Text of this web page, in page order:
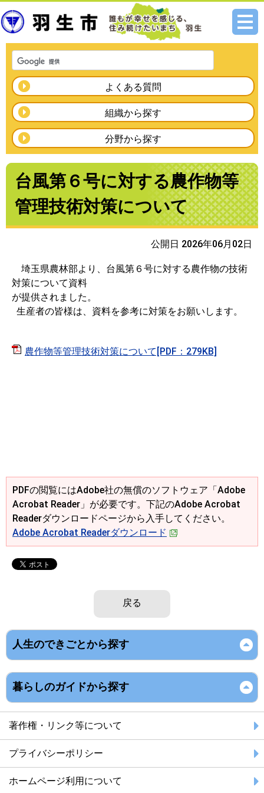
メニ
よくある質問
組織から探す
分野から探す
台風第６号に対する農作物等
管理技術対策について
公開日 2026年06月02日
埼玉県農林部より、台風第６号に対する農作物の技術
対策について資料
が提供されました。
生産者の皆様は、資料を参考に対策をお願いします。
農作物等管理技術対策について[PDF：279KB]
PDFの閲覧にはAdobe社の無償のソフトウェア「Adobe
Acrobat Reader」が必要です。下記のAdobe Acrobat
Readerダウンロードページから入手してください。
Adobe Acrobat Readerダウンロード
戻る
人生のできごとから探す
暮らしのガイドから探す
著作権・リンク等について
プライバシーポリシー
ホームページ利用について